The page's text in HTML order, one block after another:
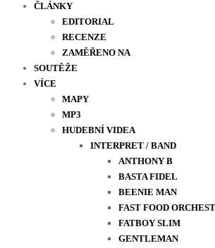
ČLÁNKY
EDITORIAL
RECENZE
ZAMĚŘENO NA
SOUTĚŽE
VÍCE
MAPY
MP3
HUDEBNÍ VIDEA
INTERPRET / BAND
ANTHONY B
BASTA FIDEL
BEENIE MAN
FAST FOOD
FATBOY SLIM
GENTLEMAN